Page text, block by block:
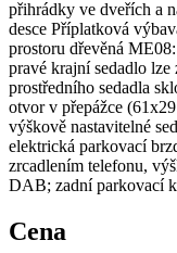
přihrádky ve dveřích a
desce Příplatková
prostoru dřevěná
pravé krajní sedadlo
prostředního sedadla
otvor v přepážce
výškově nastavitelné
elektrická parkovací
zrcadlením telefonu,
DAB; zadní parkovací
Cena